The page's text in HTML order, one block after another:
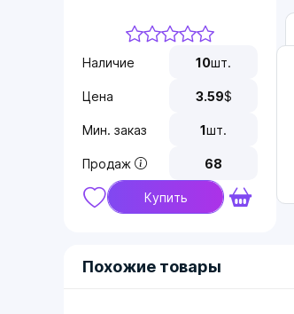
Наличие 10шт.
Цена 3.59$
Мин. заказ 1шт.
Продаж 68
Купить
Похожие товары